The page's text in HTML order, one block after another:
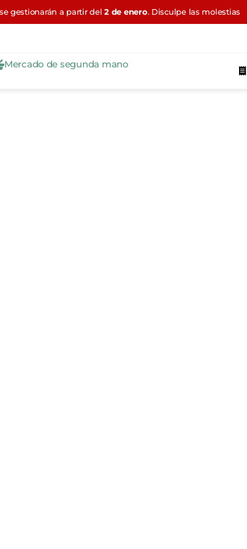
gestionarán a partir del2 de enero. Disculpe las molestias
Mercado de segunda mano